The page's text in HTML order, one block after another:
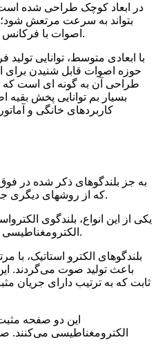
بتواند به سرعت مرتعش شود؛
اصوات با فرکانس بالا (اصوات زیر) استفاده می‌شود.
حوزه اصوات قابل شنیدن برای
طراحی آن به گونه ای است که
بسیار بم توانایی پخش بقیه
کاربردهای خانگی و
به جز بلندگوهای ذکر شده در
که از روشهای دیگری جهت تولید اصوات استفاده می‌کنند.
یکی از این انواع، بلندگوی
الکترومغناطیسی برای تولید صوت استفاده نمی‌کند.
بلندگوهای الکترو استاتیک،
باعث تولید صوت می‌گردند.
ثابت که به ترتیب دارای جریان
این دو صفحه
الکترومغناطیسی می‌کنند.